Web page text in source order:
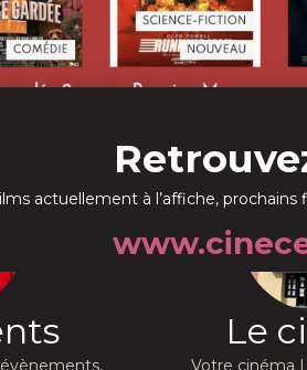
actuellement à l’affiche,
Le
Votre cinéma